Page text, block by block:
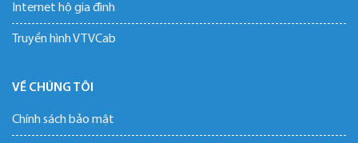
Internet hộ gia đình
Truyền hình VTVCab
VỀ CHÚNG TÔI
Chính sách bảo mật